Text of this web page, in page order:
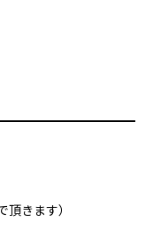
きます）